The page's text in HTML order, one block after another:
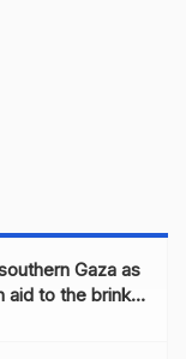
Gaza as
aid to the brink